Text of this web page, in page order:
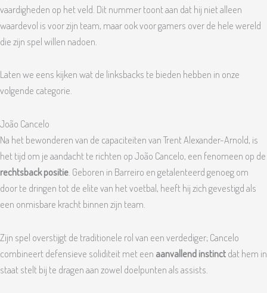
vaardigheden op het veld. Dit nummer toont aan dat hij niet alleen
waardevol is voor zijn team, maar ook voor gamers over de hele wereld
die zijn spel willen nadoen.
Laten we eens kijken wat de linksbacks te bieden hebben in onze
volgende categorie.
João Cancelo
Na het bewonderen van de capaciteiten van Trent Alexander-Arnold, is
het tijd om je aandacht te richten op João Cancelo, een fenomeen op de
rechtsback positie . Geboren in Barreiro en getalenteerd genoeg om
door te dringen tot de elite van het voetbal, heeft hij zich gevestigd als
een onmisbare kracht binnen zijn team.
Zijn spel overstijgt de traditionele rol van een verdediger; Cancelo
combineert defensieve soliditeit met een aanvallend instinctdat hem in
staat stelt bij te dragen aan zowel doelpunten als assists.